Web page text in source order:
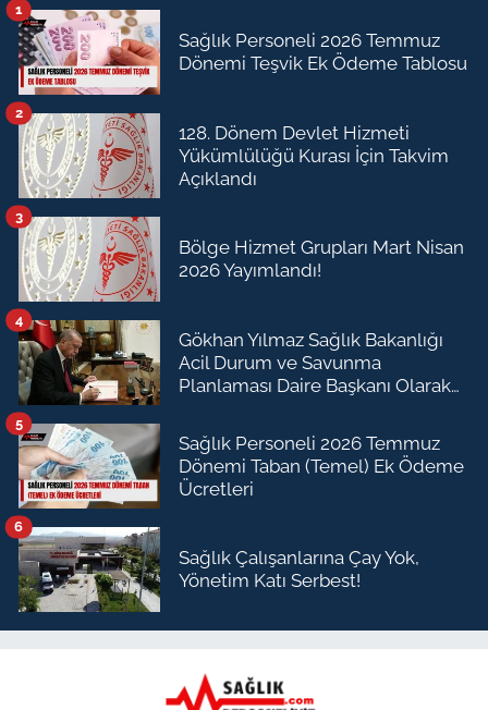
Sağlık Personeli 2026 Temmuz
Dönemi Teşvik Ek Ödeme Tablosu
1
128. Dönem Devlet Hizmeti
Yükümlülüğü Kurası İçin Takvim
Açıklandı
2
Bölge Hizmet Grupları Mart Nisan
2026 Yayımlandı!
3
Gökhan Yılmaz Sağlık Bakanlığı
Acil Durum ve Savunma
Planlaması Daire Başkanı Olarak
4
Sağlık Personeli 2026 Temmuz
Dönemi Taban (Temel) Ek Ödeme
Ücretleri
5
Sağlık Çalışanlarına Çay Yok,
Yönetim Katı Serbest!
6